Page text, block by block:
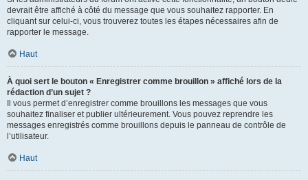
devrait être affiché à côté du message que vous souhaitez rapporter. En
cliquant sur celui-ci, vous trouverez toutes les étapes nécessaires afin de
rapporter le message.
Haut
À quoi sert le bouton « Enregistrer comme brouillon » affiché lors de la
rédaction d’un sujet ?
Il vous permet d’enregistrer comme brouillons les messages que vous
souhaitez finaliser et publier ultérieurement. Vous pouvez reprendre les
messages enregistrés comme brouillons depuis le panneau de contrôle de
l’utilisateur.
Haut